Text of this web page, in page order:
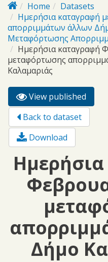
Home
Datasets
Ημερήσια καταγραφή
απορριμμάτων άλλων
Μεταφόρτωσης
Ημερήσια καταγραφή
μεταφόρτωσης
Καλαμαριάς
Primary tabs
View published
tab)
Back to dataset
Download
Δήμο